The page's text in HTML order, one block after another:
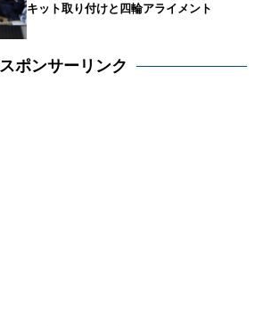
キット取り付けと四輪アライメント
スポンサーリンク